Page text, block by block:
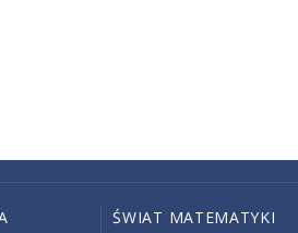
ŚWIAT MATEMATYKI